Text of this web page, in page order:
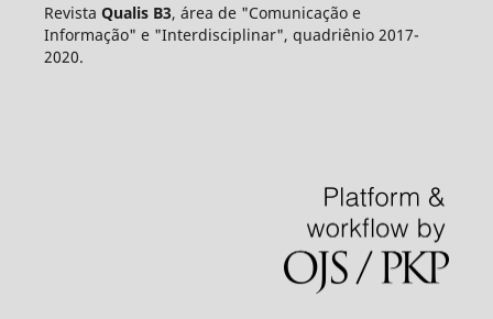
Revista Qualis B3, área de "Comunicação e
Informação" e "Interdisciplinar", quadriênio 2017-
2020.